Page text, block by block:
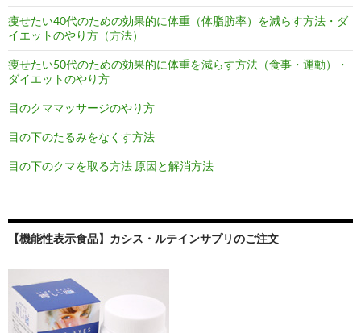
痩せたい40代のための効果的に体重（体脂肪率）を減らす方法・ダ
イエットのやり方（方法）
痩せたい50代のための効果的に体重を減らす方法（食事・運動）・
ダイエットのやり方
目のクママッサージのやり方
目の下のたるみをなくす方法
目の下のクマを取る方法 原因と解消方法
【機能性表示食品】カシス・ルテインサプリのご注文